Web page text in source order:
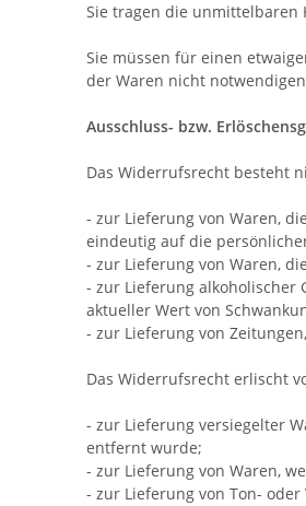
Sie tragen die unmittelbaren
Sie müssen für einen
der Waren nicht
Ausschluss- bzw.
Das Widerrufsrecht besteht
- zur Lieferung von Waren,
eindeutig auf die
- zur Lieferung von Waren,
- zur Lieferung alkoholischer
aktueller Wert von
- zur Lieferung von
Das Widerrufsrecht erlischt
- zur Lieferung versiegelter
entfernt wurde;
- zur Lieferung von Waren,
- zur Lieferung von Ton-